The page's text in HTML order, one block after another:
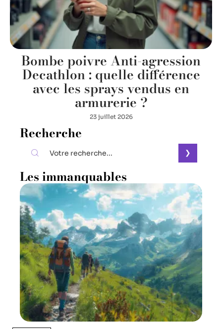
Bombe poivre Anti-agression
Decathlon : quelle différence
avec les sprays vendus en
armurerie ?
23 juillet 2026
Recherche
Les immanquables